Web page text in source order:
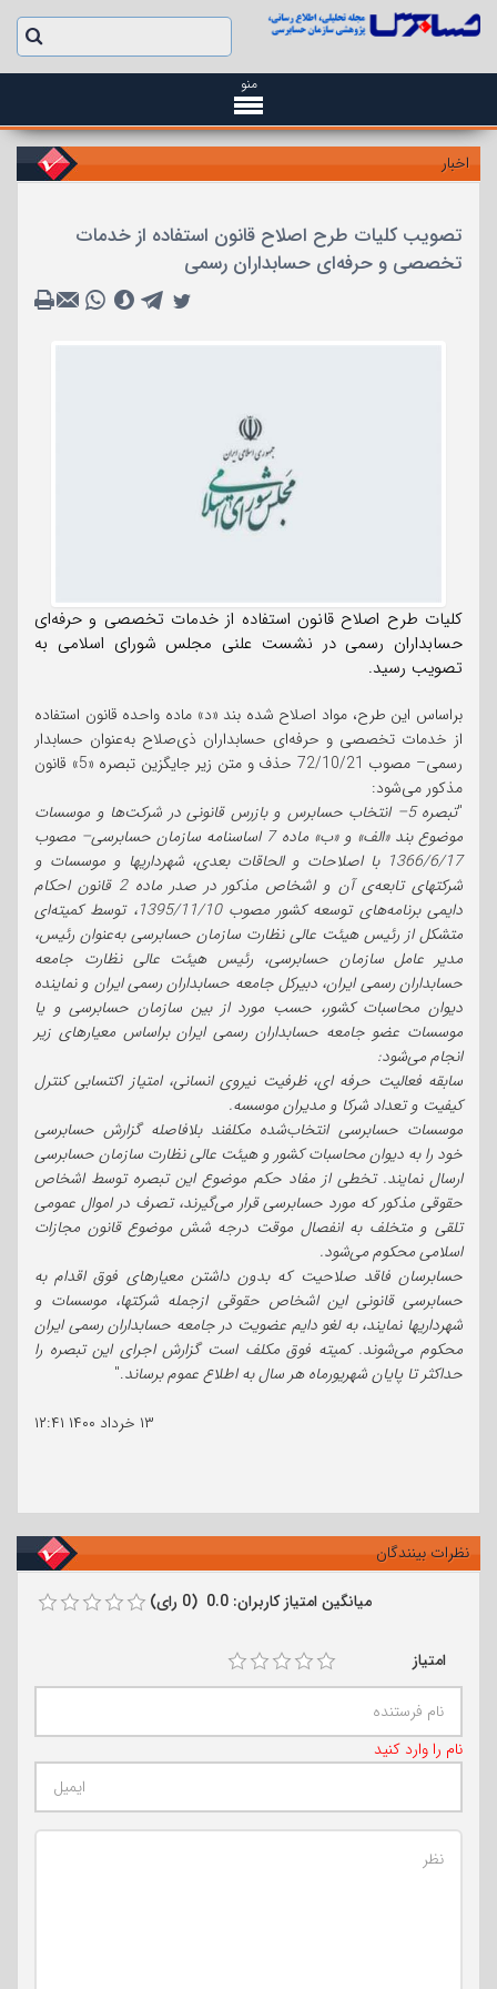
منو
اخبار
تصویب کلیات طرح اصلاح قانون استفاده از خدمات
تخصصی و حرفه‌ای حسابداران رسمی
کلیات طرح اصلاح قانون استفاده از خدمات تخصصی و حرفه‌ای
حسابداران رسمی در نشست علنی مجلس شورای اسلامی به
تصویب رسید.
براساس این طرح، مواد اصلاح شده بند «د» ماده واحده قانون استفاده
از خدمات تخصصی و حرفه‌ای حسابداران ذی‌صلاح به‌عنوان حسابدار
رسمی– مصوب 72/10/21 حذف و متن زیر جایگزین تبصره «5» قانون
مذکور می‌شود:
"
تبصره 5– انتخاب حسابرس و بازرس قانونی در شرکت‌ها و موسسات
موضوع بند «الف» و «ب» ماده 7 اساسنامه‌ سازمان حسابرسی– مصوب
1366/6/17 با اصلاحات و الحاقات بعدی، شهرداریها و موسسات و
شرکتهای تابعه‌ی آن و اشخاص مذکور در صدر ماده 2 قانون احکام
دایمی برنامه‌های توسعه کشور مصوب 1395/11/10، توسط کمیته‌ای
متشکل از رئیس هیئت عالی نظارت سازمان حسابرسی به‌عنوان رئیس،
مدیر عامل سازمان حسابرسی، رئیس هیئت عالی نظارت جامعه‌
حسابداران رسمی ایران، دبیرکل جامعه‌ حسابداران رسمی ایران و نماینده‌
دیوان محاسبات کشور، حسب مورد از بین سازمان حسابرسی و یا
موسسات عضو جامعه‌ حسابداران رسمی ایران براساس معیارهای زیر
انجام می‌شود:
سابقه فعالیت حرفه ای، ظرفیت نیروی انسانی، امتیاز اکتسابی کنترل
کیفیت و تعداد شرکا و مدیران موسسه.
موسسات حسابرسی انتخاب‌شده مکلفند بلافاصله گزارش حسابرسی
خود را به دیوان محاسبات کشور و هیئت عالی نظارت سازمان حسابرسی
ارسال نمایند. تخطی از مفاد حکم موضوع این تبصره توسط اشخاص
حقوقی مذکور که مورد حسابرسی قرار می‌گیرند، تصرف در اموال عمومی
تلقی و متخلف به انفصال موقت درجه شش موضوع قانون مجازات
اسلامی محکوم می‌شود.
حسابرسان فاقد صلاحیت که بدون داشتن معیارهای فوق اقدام به
حسابرسی قانونی این اشخاص حقوقی ازجمله شرکتها، موسسات و
شهرداریها نمایند، به لغو دایم عضویت در جامعه‌ حسابداران رسمی ایران
محکوم می‌شوند. کمیته‌ فوق مکلف است گزارش اجرای این تبصره را
حداکثر تا پایان شهریورماه هر سال به اطلاع عموم برساند."
۱۳ خرداد ۱۴۰۰
۱۲:۴۱
نظرات بینندگان
میانگین امتیاز کاربران: 0.0 (0 رای)
امتیاز
نام را وارد کنید